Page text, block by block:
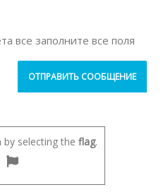
все заполните все поля
by selecting the flag.